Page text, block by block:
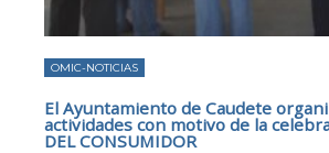
OMIC-NOTICIAS
El Ayuntamiento de Caudete
actividades con motivo de la
DEL CONSUMIDOR